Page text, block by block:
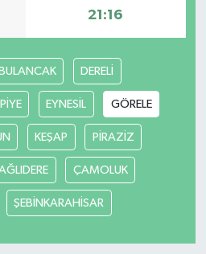
21:16
DERELİ
EYNESİL GÖRELE
KEŞAP PİRAZİZ
ÇAMOLUK
ŞEBİNKARAHİSAR